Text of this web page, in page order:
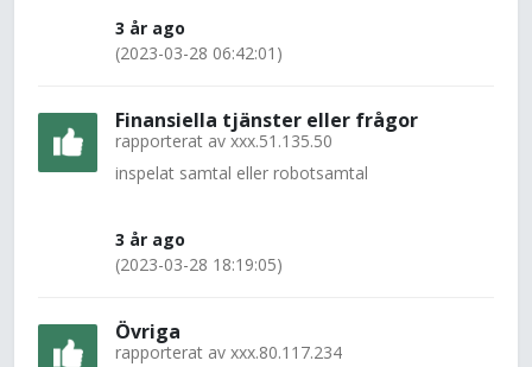
3 år ago
(2023-03-28 06:42:01)
Finansiella tjänster eller frågor
rapporterat av xxx.51.135.50
inspelat samtal eller robotsamtal
3 år ago
(2023-03-28 18:19:05)
Övriga
rapporterat av xxx.80.117.234